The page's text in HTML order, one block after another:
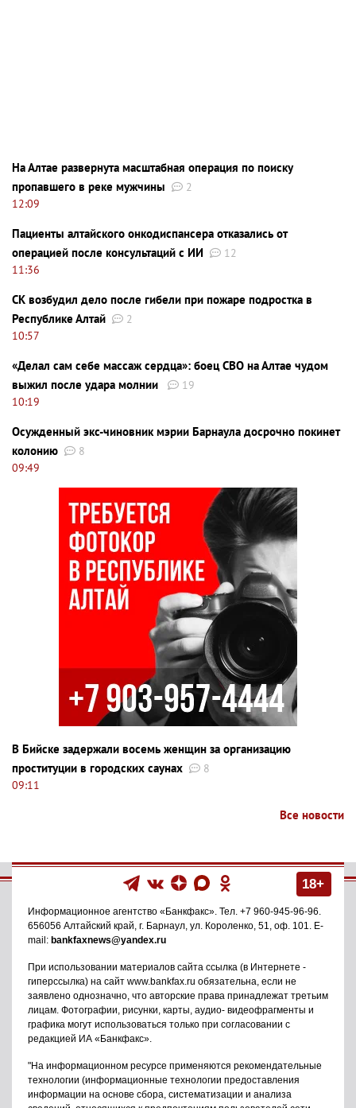
На Алтае развернута масштабная операция по поиску
пропавшего в реке мужчины
2
12:09
Пациенты алтайского онкодиспансера отказались от
операцией после консультаций с ИИ
12
11:36
СК возбудил дело после гибели при пожаре подростка в
Республике Алтай
2
10:57
«Делал сам себе массаж сердца»: боец СВО на Алтае чудом
выжил после удара молнии
19
10:19
Осужденный экс-чиновник мэрии Барнаула досрочно покинет
колонию
8
09:49
В Бийске задержали восемь женщин за организацию
проституции в городских саунах
8
09:11
Все новости
18+
Информационное агентство «Банкфакс» . Тел. +7 960-945-96-96
656056 Алтайский край, г. Барнаул ул. Короленко, 51, оф. 101
. E-
mail: bankfaxnews@yandex.ru
При использовании материалов сайта ссылка (в Интернете -
гиперссылка) на сайт www.bankfax.ru обязательна, если не
заявлено однозначно, что авторские права принадлежат третьим
лицам. Фотографии, рисунки, карты, аудио- видеофрагменты и
графика могут использоваться только при согласовании с
редакцией ИА «Банкфакс».
"На информационном ресурсе применяются рекомендательные
технологии (информационные технологии предоставления
информации на основе сбора, систематизации и анализа